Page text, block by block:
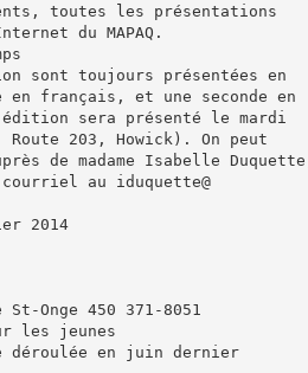
toutes les présentations
du MAPAQ.
sont toujours présentées en
français, et une seconde en
sera présenté le mardi
203, Howick). On peut
de madame Isabelle
au iduquette@
2014
Onge 450 371-8051
les jeunes
déroulée en juin dernier